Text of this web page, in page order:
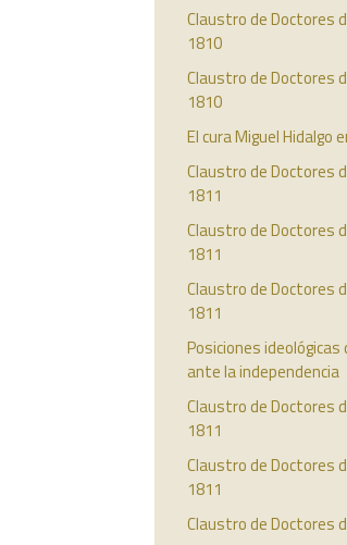
Claustro de Doctores
1810
Claustro de Doctores
1810
El cura Miguel Hidalgo
Claustro de Doctores
1811
Claustro de Doctores
1811
Claustro de Doctores
1811
Posiciones
ante la independencia
Claustro de Doctores
1811
Claustro de Doctores
1811
Claustro de Doctores